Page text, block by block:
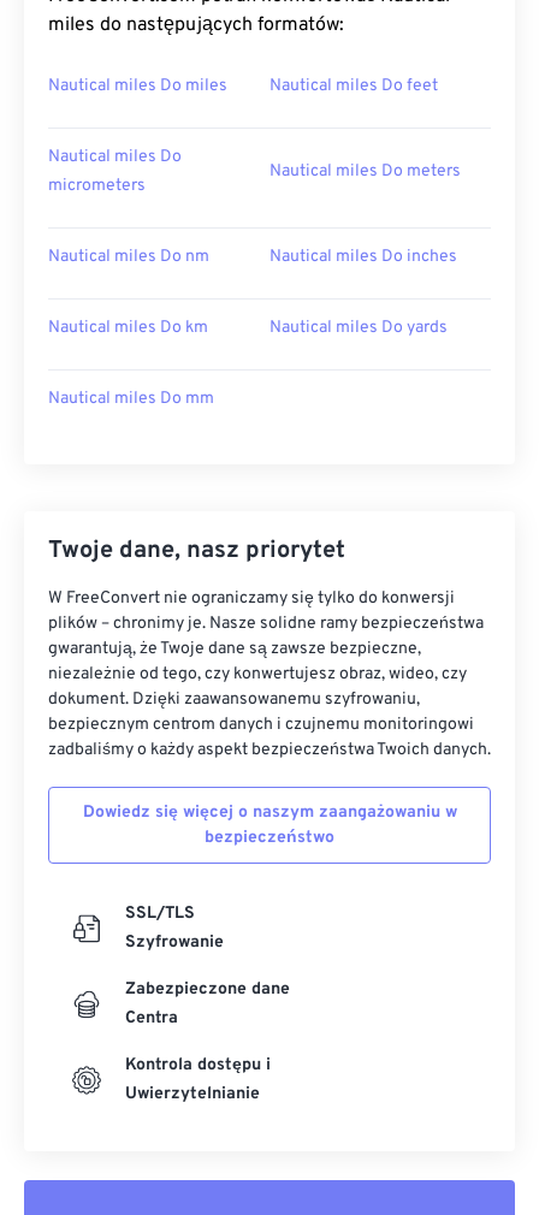
miles do następujących formatów:
Nautical miles Do miles Nautical miles Do feet
Nautical miles Do
micrometers
Nautical miles Do meters
Nautical miles Do nm Nautical miles Do inches
Nautical miles Do km Nautical miles Do yards
Nautical miles Do mm
Twoje dane, nasz priorytet
W FreeConvert nie ograniczamy się tylko do konwersji
plików – chronimy je. Nasze solidne ramy bezpieczeństwa
gwarantują, że Twoje dane są zawsze bezpieczne,
niezależnie od tego, czy konwertujesz obraz, wideo, czy
dokument. Dzięki zaawansowanemu szyfrowaniu,
bezpiecznym centrom danych i czujnemu monitoringowi
zadbaliśmy o każdy aspekt bezpieczeństwa Twoich danych.
Dowiedz się więcej o naszym zaangażowaniu w
bezpieczeństwo
SSL/TLS
Szyfrowanie
Zabezpieczone dane
Centra
Kontrola dostępu i
Uwierzytelnianie